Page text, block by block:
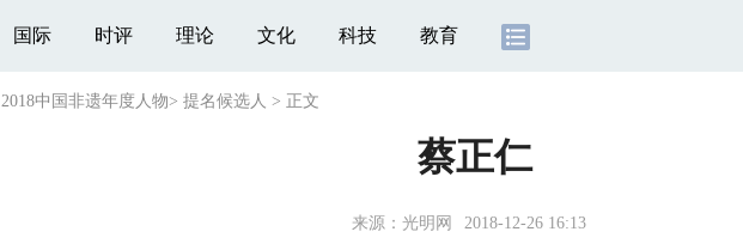
国际 时评 理论 文化 科技 教育
2018中国非遗年度人物> 提名候选人 > 正文
蔡正仁
来源： 光明网 2018-12-26 16:13